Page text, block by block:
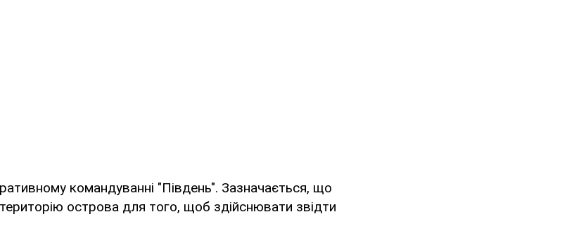
командуванні "Південь". Зазначається, що
острова для того, щоб здійснювати звідти